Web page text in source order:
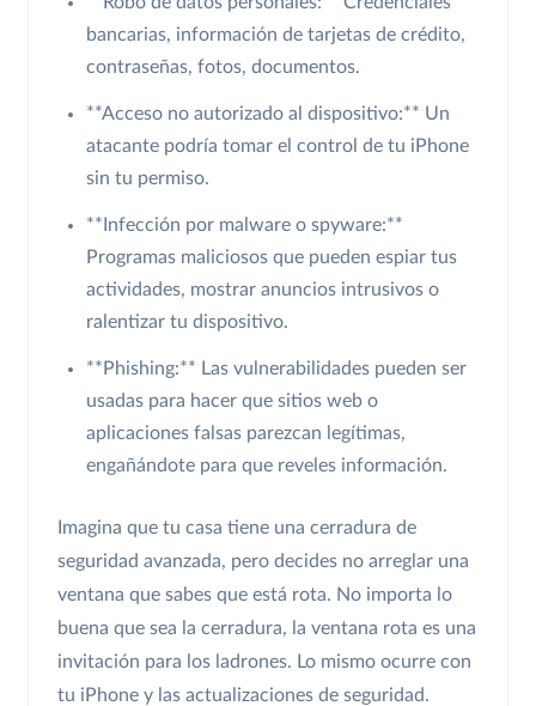
bancarias, información de tarjetas de crédito,
contraseñas, fotos, documentos.
**Acceso no autorizado al dispositivo:** Un
atacante podría tomar el control de tu iPhone
sin tu permiso.
**Infección por malware o spyware:**
Programas maliciosos que pueden espiar tus
actividades, mostrar anuncios intrusivos o
ralentizar tu dispositivo.
**Phishing:** Las vulnerabilidades pueden ser
usadas para hacer que sitios web o
aplicaciones falsas parezcan legítimas,
engañándote para que reveles información.
Imagina que tu casa tiene una cerradura de
seguridad avanzada, pero decides no arreglar una
ventana que sabes que está rota. No importa lo
buena que sea la cerradura, la ventana rota es una
invitación para los ladrones. Lo mismo ocurre con
tu iPhone y las actualizaciones de seguridad.